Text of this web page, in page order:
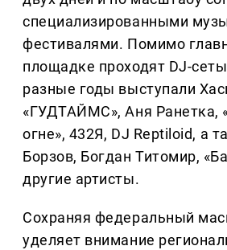
специализированными
фестивалями. Помимо
площадке проходят DJ-
разные годы выступали
«ГУДТАЙМС», Аня Ранетка,
огне», 432Я, DJ Reptiloid, а
Борзов, Богдан Титомир,
другие артисты.
Сохраняя федеральный
уделяет внимание